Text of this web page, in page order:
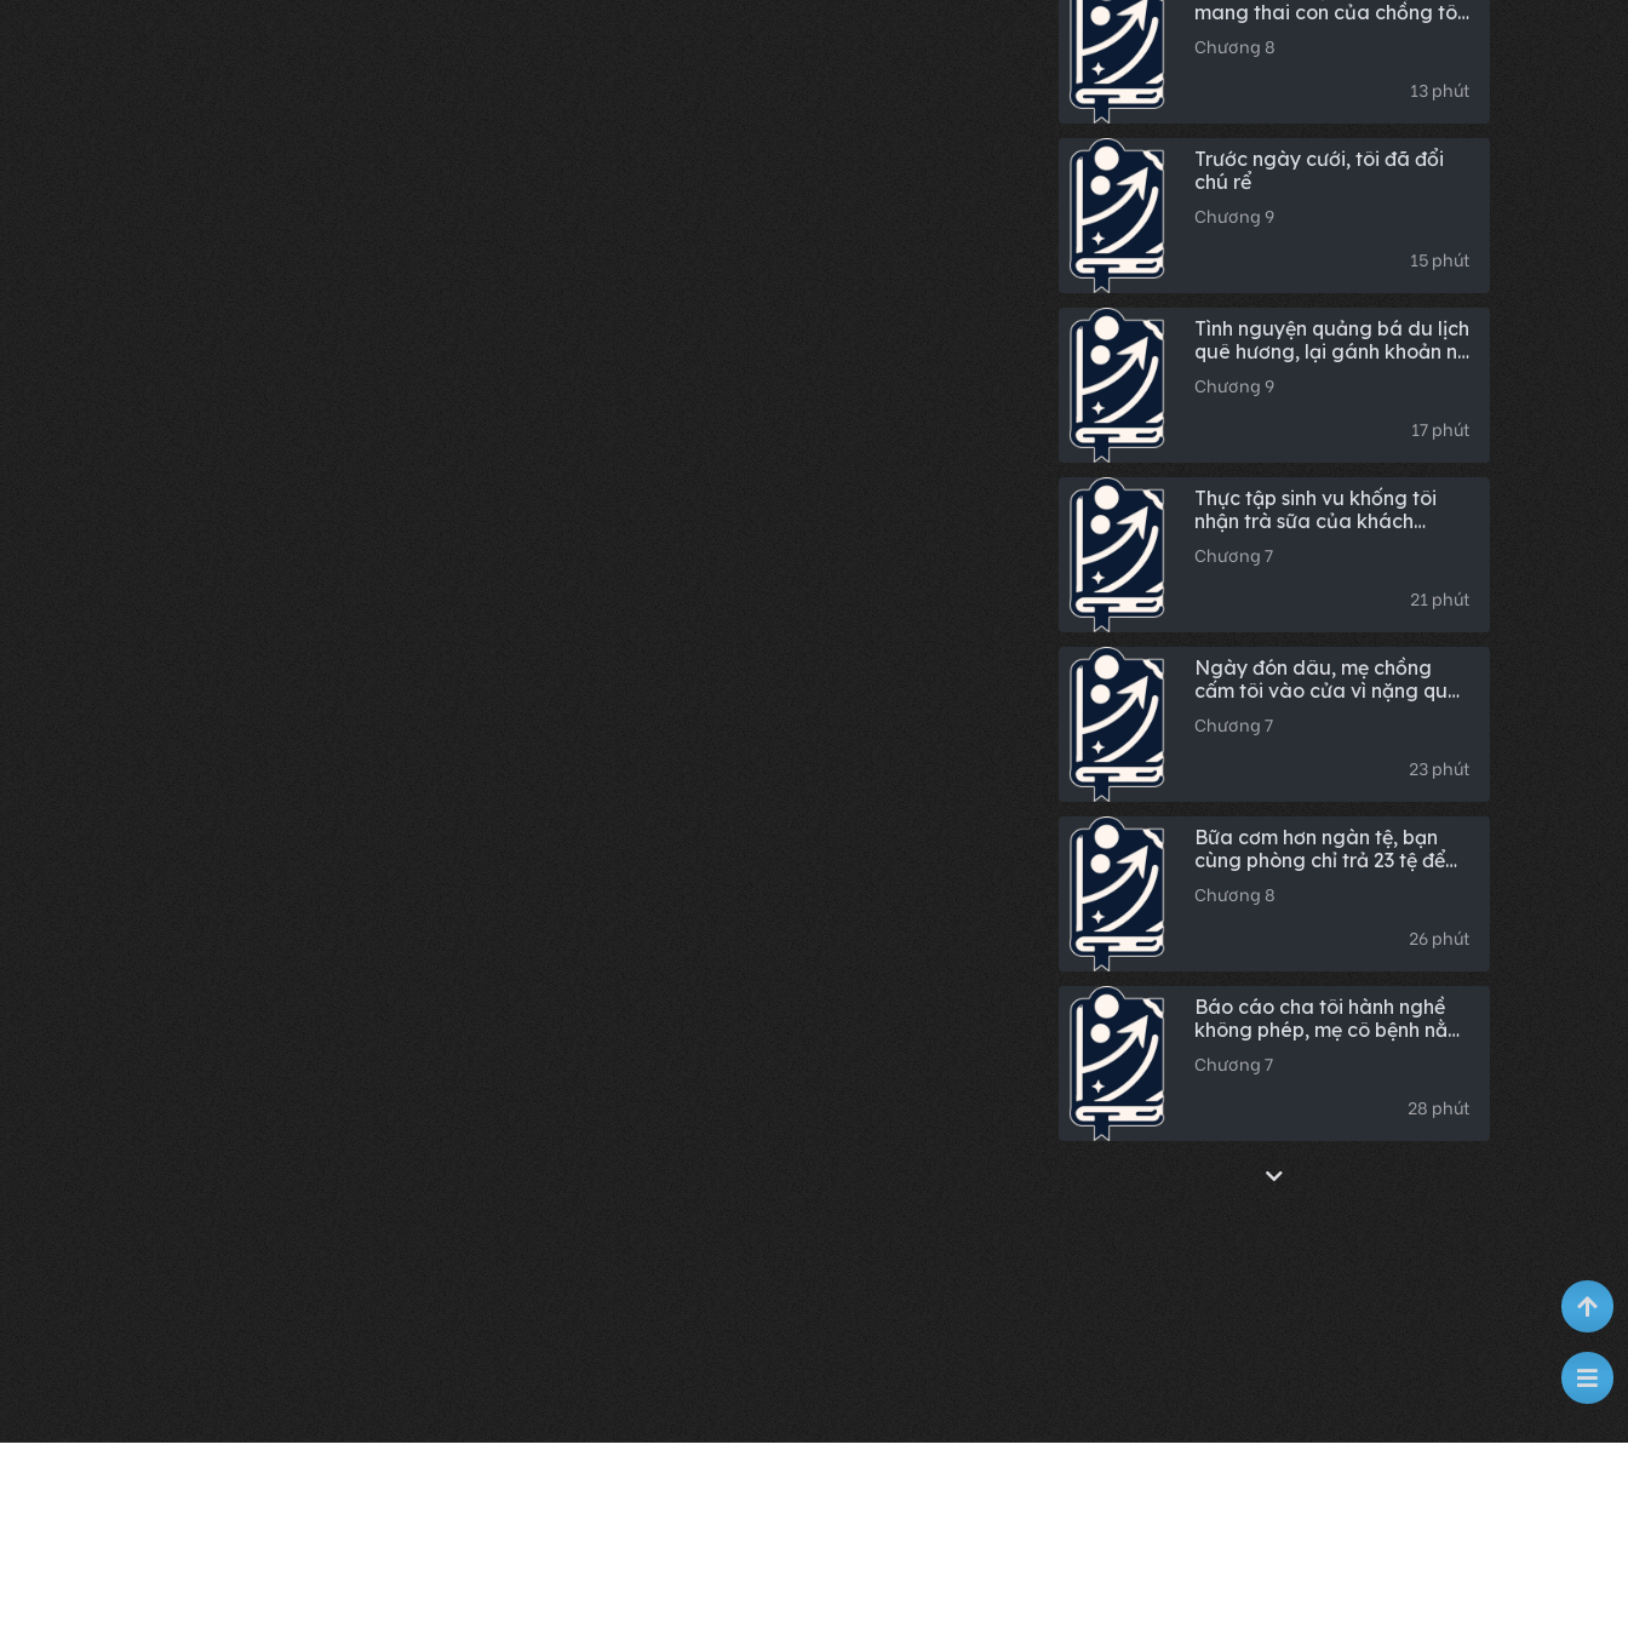
mang thai con của chồng tôi,
nhưng anh ấy vốn vô sinh
Chương 8
13 phút
Trước ngày cưới, tôi đã đổi
chú rể
Chương 9
15 phút
Tình nguyện quảng bá du lịch
quê hương, lại gánh khoản nợ
triệu đô
Chương 9
17 phút
Thực tập sinh vu khống tôi
nhận trà sữa của khách
hàng, tôi trực tiếp lật tung cả
tổ dự án
Chương 7
21 phút
Ngày đón dâu, mẹ chồng
cấm tôi vào cửa vì nặng quá
trăm cân
Chương 7
23 phút
Bữa cơm hơn ngàn tệ, bạn
cùng phòng chỉ trả 23 tệ để
đuổi khéo, tiểu thư đây không
nhịn nữa
Chương 8
26 phút
Báo cáo cha tôi hành nghề
không phép, mẹ cô bệnh nằm
đó, cô khóc cái gì?
Chương 7
28 phút